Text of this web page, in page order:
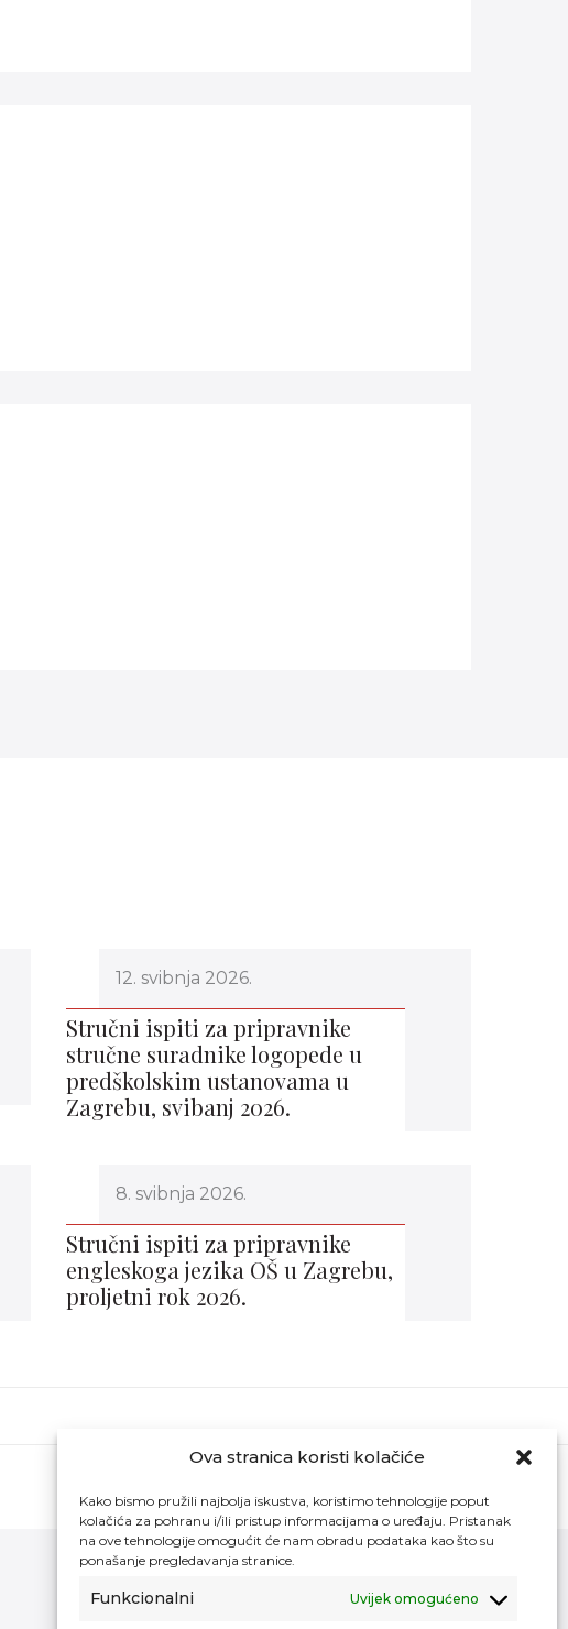
Ova stranica koristi kolačiće
Kako bismo pružili najbolja iskustva, koristimo tehnologije poput
kolačića za pohranu i/ili pristup informacijama o uređaju. Pristanak
na ove tehnologije omogućit će nam obradu podataka kao što su
ponašanje pregledavanja stranice.
Funkcionalni Uvijek omogućeno
12. svibnja 2026.
Stručni ispiti za pripravnike
stručne suradnike logopede u
predškolskim ustanovama u
Zagrebu, svibanj 2026.
8. svibnja 2026.
Stručni ispiti za pripravnike
engleskoga jezika OŠ u Zagrebu,
proljetni rok 2026.